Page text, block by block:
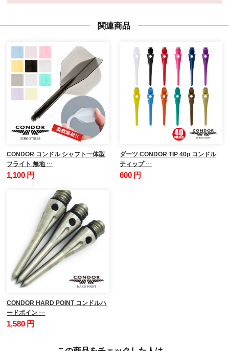
関連商品
CONDOR コンドル シャフト一体型
フライト 無地 …
1,100 円
ダーツ CONDOR TIP 40p コンドル
ティップ …
600 円
CONDOR HARD POINT コンドルハ
ードポイン …
1,580 円